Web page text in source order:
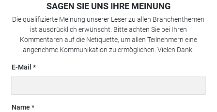
SAGEN SIE UNS IHRE MEINUNG
Die qualifizierte Meinung unserer Leser zu allen Branchenthemen
ist ausdrücklich erwünscht. Bitte achten Sie bei Ihren
Kommentaren auf die Netiquette, um allen Teilnehmern eine
angenehme Kommunikation zu ermöglichen. Vielen Dank!
E-Mail
Name